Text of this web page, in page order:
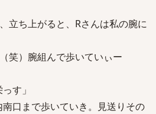
立ち上がると、Rさんは私の腕に
笑）腕組んで歩いていぃー
す」
口まで歩いていき。見送りその